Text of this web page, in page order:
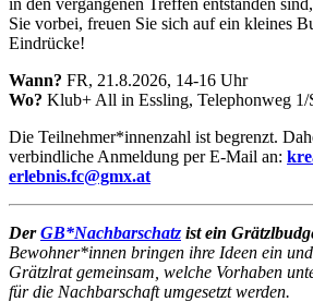
Sie vorbei, freuen Sie sich auf ein kleines
Eindrücke!
Wann? FR, 21.8.2026, 14-16 Uhr
Wo? Klub+ All in Essling, Telephonweg 1/
Die Teilnehmer*innenzahl ist begrenzt.
verbindliche Anmeldung per E-Mail an:
erlebnis.fc@gmx.at
DerGB*Nachbarschatz ist ein
Bewohner*innen bringen ihre Ideen ein
Grätzlrat gemeinsam, welche Vorhaben
für die Nachbarschaft umgesetzt werden.